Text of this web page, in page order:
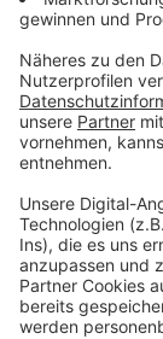
Kosten und
Online-
und
Die Online-
Anzeige